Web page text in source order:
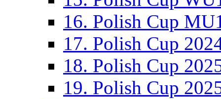
16. Polish Cup
17. Polish Cup
18. Polish Cup
19. Polish Cup